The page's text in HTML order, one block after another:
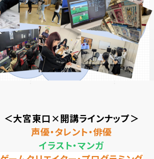
＜大宮東口×開講ラインナップ＞
声優・タレント・俳優
イラスト・マンガ